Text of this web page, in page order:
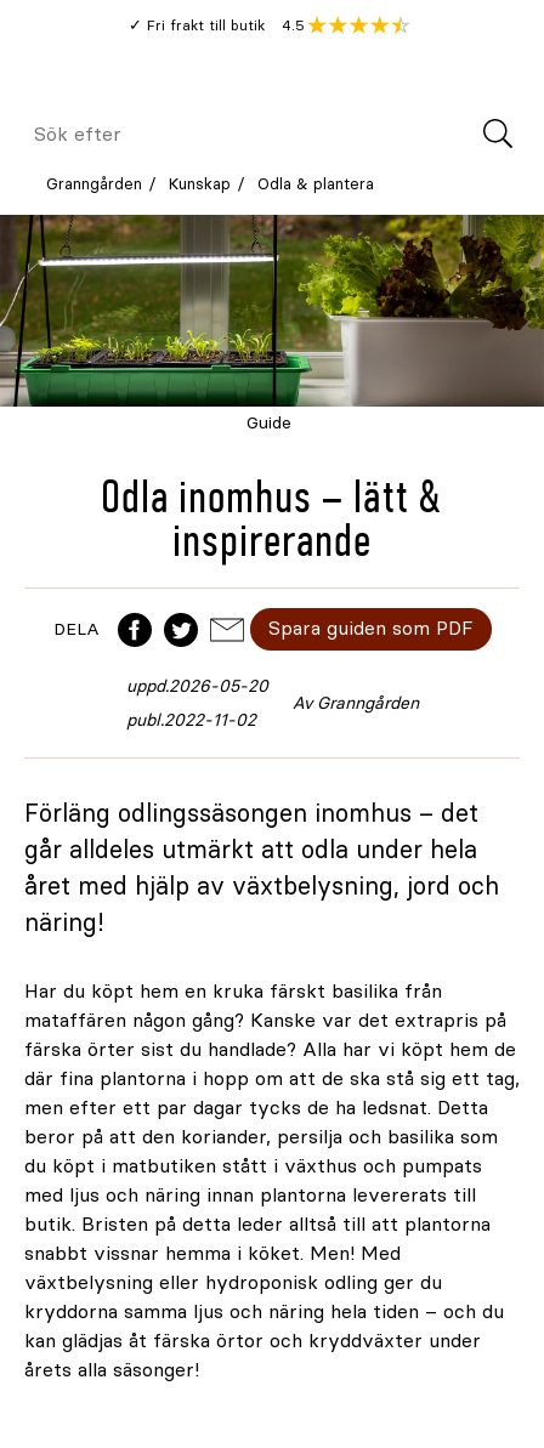
Fri frakt till butik
Genomsnitt
4.5
Meny
Sök
Granngården Kunskap Odla & plantera
Guide
Odla inomhus – lätt &
inspirerande
DELA Spara guiden som PDF
publ.2022-11-02
uppd.2026-05-20
Av Granngården
Förläng odlingssäsongen inomhus – det
går alldeles utmärkt att odla under hela
året med hjälp av växtbelysning, jord och
näring!
Har du köpt hem en kruka färskt basilika från
mataffären någon gång? Kanske var det extrapris på
färska örter sist du handlade? Alla har vi köpt hem de
där fina plantorna i hopp om att de ska stå sig ett tag,
men efter ett par dagar tycks de ha ledsnat. Detta
beror på att den koriander, persilja och basilika som
du köpt i matbutiken stått i växthus och pumpats
med ljus och näring innan plantorna levererats till
butik. Bristen på detta leder alltså till att plantorna
snabbt vissnar hemma i köket. Men! Med
växtbelysning eller hydroponisk odling ger du
kryddorna samma ljus och näring hela tiden – och du
kan glädjas åt färska örtor och kryddväxter under
årets alla säsonger!